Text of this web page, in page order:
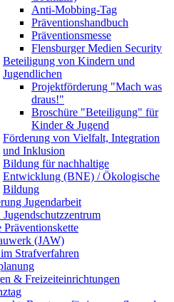
Anti-Mobbing-Tag
Präventionshandbuch
Präventionsmesse
Flensburger Medien Security
Beteiligung von Kindern und
Jugendlichen
Projektförderung "Mach was
draus!"
Broschüre "Beteiligung" für
Kinder & Jugend
Förderung von Vielfalt, Integration
und Inklusion
Bildung für nachhaltige
Entwicklung (BNE) / Ökologische
Bildung
Jugendarbeit
(JAW)
Strafverfahren
& Freizeiteinrichtungen